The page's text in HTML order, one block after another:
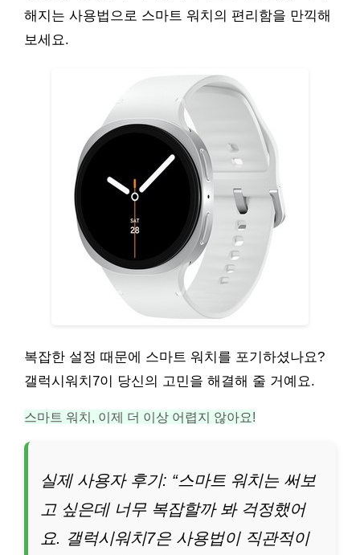
해지는 사용법으로 스마트 워치의 편리함을 만끽해
보세요.
복잡한 설정 때문에 스마트 워치를 포기하셨나요?
갤럭시워치7이 당신의 고민을 해결해 줄 거예요.
스마트 워치, 이제 더 이상 어렵지 않아요!
실제 사용자 후기: “스마트 워치는 써보
고 싶은데 너무 복잡할까 봐 걱정했어
요. 갤럭시워치7은 사용법이 직관적이